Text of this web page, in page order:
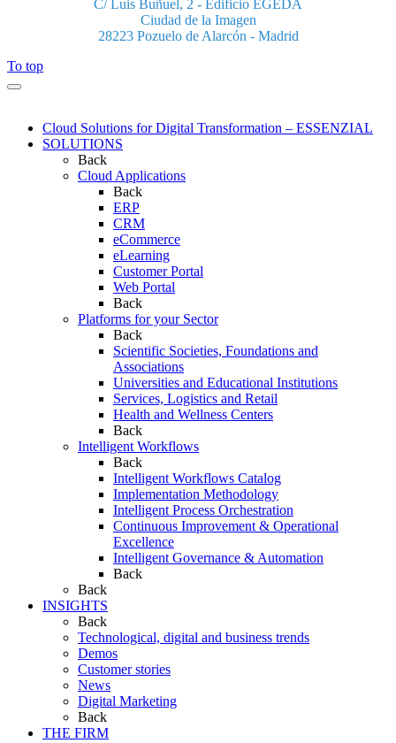
C/ Luis Buñuel, 2 - Edificio EGEDA
Ciudad de la Imagen
28223 Pozuelo de Alarcón - Madrid
To top
Cloud Solutions for Digital Transformation – ESSENZIAL
SOLUTIONS
Back
Cloud Applications
Back
ERP
CRM
eCommerce
eLearning
Customer Portal
Web Portal
Back
Platforms for your Sector
Back
Scientific Societies, Foundations and
Associations
Universities and Educational Institutions
Services, Logistics and Retail
Health and Wellness Centers
Back
Intelligent Workflows
Back
Intelligent Workflows Catalog
Implementation Methodology
Intelligent Process Orchestration
Continuous Improvement & Operational
Excellence
Intelligent Governance & Automation
Back
Back
INSIGHTS
Back
Technological, digital and business trends
Demos
Customer stories
News
Digital Marketing
Back
THE FIRM